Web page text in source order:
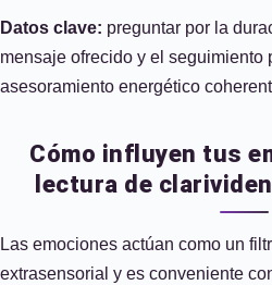
Datos clave: preguntar por la
mensaje ofrecido y el seguimiento
asesoramiento energético
Cómo influyen tus
lectura de
Las emociones actúan como un
extrasensorial y es conveniente